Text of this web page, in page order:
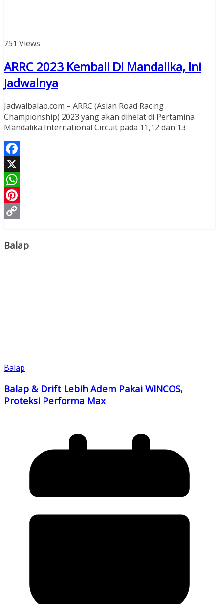
751 Views
ARRC 2023 Kembali Di Mandalika, Ini
Jadwalnya
Jadwalbalap.com – ARRC (Asian Road Racing
Championship) 2023 yang akan dihelat di Pertamina
Mandalika International Circuit pada 11,12 dan 13
Facebook
X
WhatsApp
Pinterest
Copy
Link
Balap
Balap
Balap & Drift Lebih Adem Pakai WINCOS,
Proteksi Performa Max